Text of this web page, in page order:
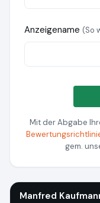
Anzeigename (So
Mit der Abgabe
gem.
Manfred